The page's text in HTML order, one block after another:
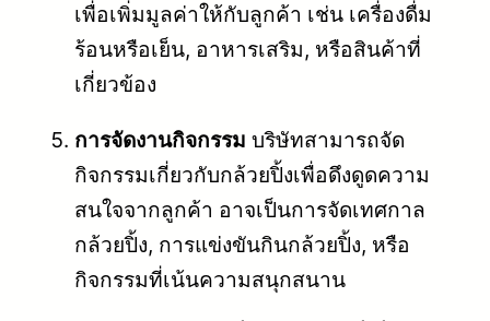
เพื่อเพิ่มมูลค่าให้กับลูกค้า เช่น เครื่องดื่ม
ร้อนหรือเย็น, อาหารเสริม, หรือสินค้าที่
เกี่ยวข้อง
การจัดงานกิจกรรม บริษัทสามารถจัด
กิจกรรมเกี่ยวกับกล้วยปิ้งเพื่อดึงดูดความ
สนใจจากลูกค้า อาจเป็นการจัดเทศกาล
กล้วยปิ้ง, การแข่งขันกินกล้วยปิ้ง, หรือ
กิจกรรมที่เน้นความสนุกสนาน